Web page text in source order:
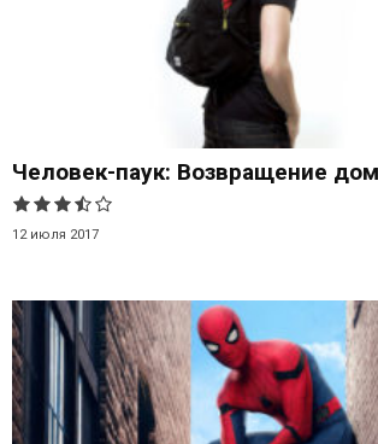
Человек-паук: Возвращение
12 июля 2017